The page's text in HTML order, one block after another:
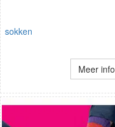
sokken
Meer info